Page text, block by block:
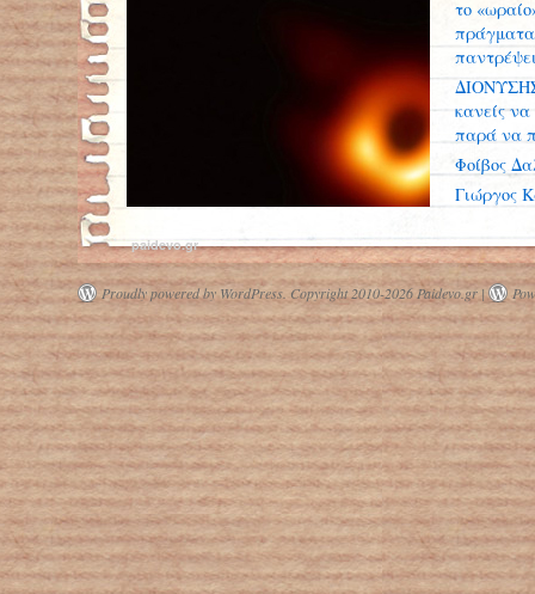
«Φωτογράφισαν» για πρώτη φορά
μαύρη τρύπα - Επιβεβαίωση της
θεωρίας του Αϊνστάιν
το
πράγματα
κανείς
παρά να
Φοίβος
Γιώργος
paidevo.gr
Proudly powered by WordPress. Copyright 2010-2026 Paidevo.gr |